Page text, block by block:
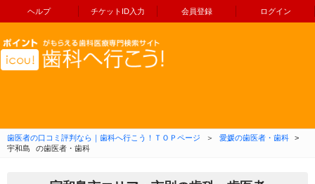
ヘルプ チケットID入力 会員登録 ログイン
コンテンツへ移動
歯医者の口コミ評判なら｜歯科へ行こう！ＴＯＰページ ＞ 愛媛の歯医者・歯科
>
宇和島
の歯医者・歯科